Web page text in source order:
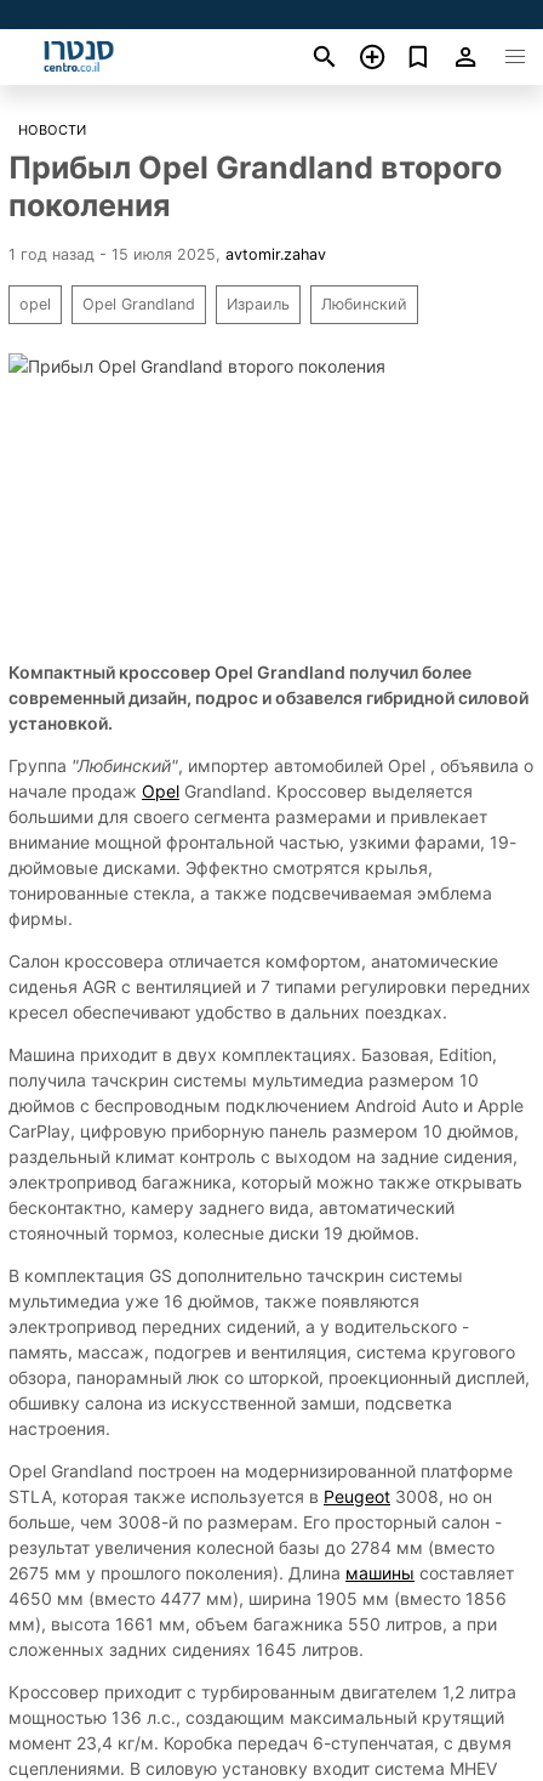
НОВОСТИ
Прибыл Opel Grandland второго
поколения
1 год назад - 15 июля 2025 avtomir.zahav
opel Opel Grandland Израиль Любинский
Компактный кроссовер Opel Grandland получил более
современный дизайн, подрос и обзавелся гибридной силовой
установкой.
Группа "Любинский", импортер автомобилей Opel , объявила о
начале продаж Opel Grandland. Кроссовер выделяется
большими для своего сегмента размерами и привлекает
внимание мощной фронтальной частью, узкими фарами, 19-
дюймовые дисками. Эффектно смотрятся крылья,
тонированные стекла, а также подсвечиваемая эмблема
фирмы.
Салон кроссовера отличается комфортом, анатомические
сиденья AGR с вентиляцией и 7 типами регулировки передних
кресел обеспечивают удобство в дальних поездках.
Машина приходит в двух комплектациях. Базовая, Edition,
получила тачскрин системы мультимедиа размером 10
дюймов с беспроводным подключением Android Auto и Apple
CarPlay, цифровую приборную панель размером 10 дюймов,
раздельный климат контроль с выходом на задние сидения,
электропривод багажника, который можно также открывать
бесконтактно, камеру заднего вида, автоматический
стояночный тормоз, колесные диски 19 дюймов.
В комплектация GS дополнительно тачскрин системы
мультимедиа уже 16 дюймов, также появляются
электропривод передних сидений, а у водительского -
память, массаж, подогрев и вентиляция, система кругового
обзора, панорамный люк со шторкой, проекционный дисплей,
обшивку салона из искусственной замши, подсветка
настроения.
Opel Grandland построен на модернизированной платформе
STLA, которая также используется в Peugeot 3008, но он
больше, чем 3008-й по размерам. Его просторный салон -
результат увеличения колесной базы до 2784 мм (вместо
2675 мм у прошлого поколения). Длина машины составляет
4650 мм (вместо 4477 мм), ширина 1905 мм (вместо 1856
мм), высота 1661 мм, объем багажника 550 литров, а при
сложенных задних сидениях 1645 литров.
Кроссовер приходит с турбированным двигателем 1,2 литра
мощностью 136 л.с., создающим максимальный крутящий
момент 23,4 кг/м. Коробка передач 6-ступенчатая, с двумя
сцеплениями. В силовую установку входит система MHEV